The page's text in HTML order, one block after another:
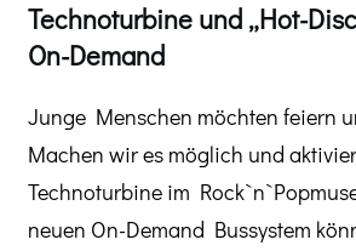
Technoturbine und „Hot-
On-Demand
Junge Menschen möchten feiern
Machen wir es möglich und
Technoturbine im
neuen On-Demand Bussystem